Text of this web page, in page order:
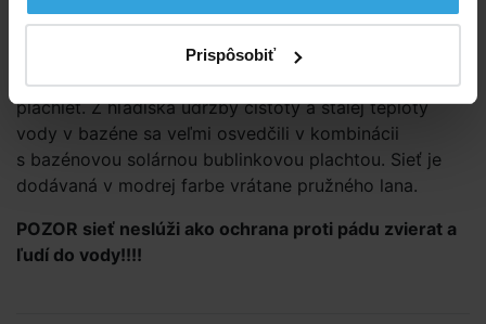
Prispôsobiť
Pre svoju jednoduchú inštaláciu, manipuláciu (plachty
sú veľmi ľahké) a vzdušnosť sú stále častejšie
využívané v „kúpacom“ období namiesto krycích
plachiet. Z hľadiska údržby čistoty a stálej teploty
vody v bazéne sa veľmi osvedčili v kombinácii
s bazénovou solárnou bublinkovou plachtou. Sieť je
dodávaná v modrej farbe vrátane pružného lana.
POZOR sieť neslúži ako ochrana proti pádu zvierat a
ľudí do vody!!!!